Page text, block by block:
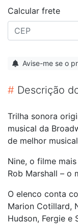
Calcular frete
Avise-me se o
# Descrição
Trilha sonora
musical da
de melhor
Nine, o filme
Rob Marshall – o
O elenco conta
Marion Cotillard,
Hudson, Fergie e